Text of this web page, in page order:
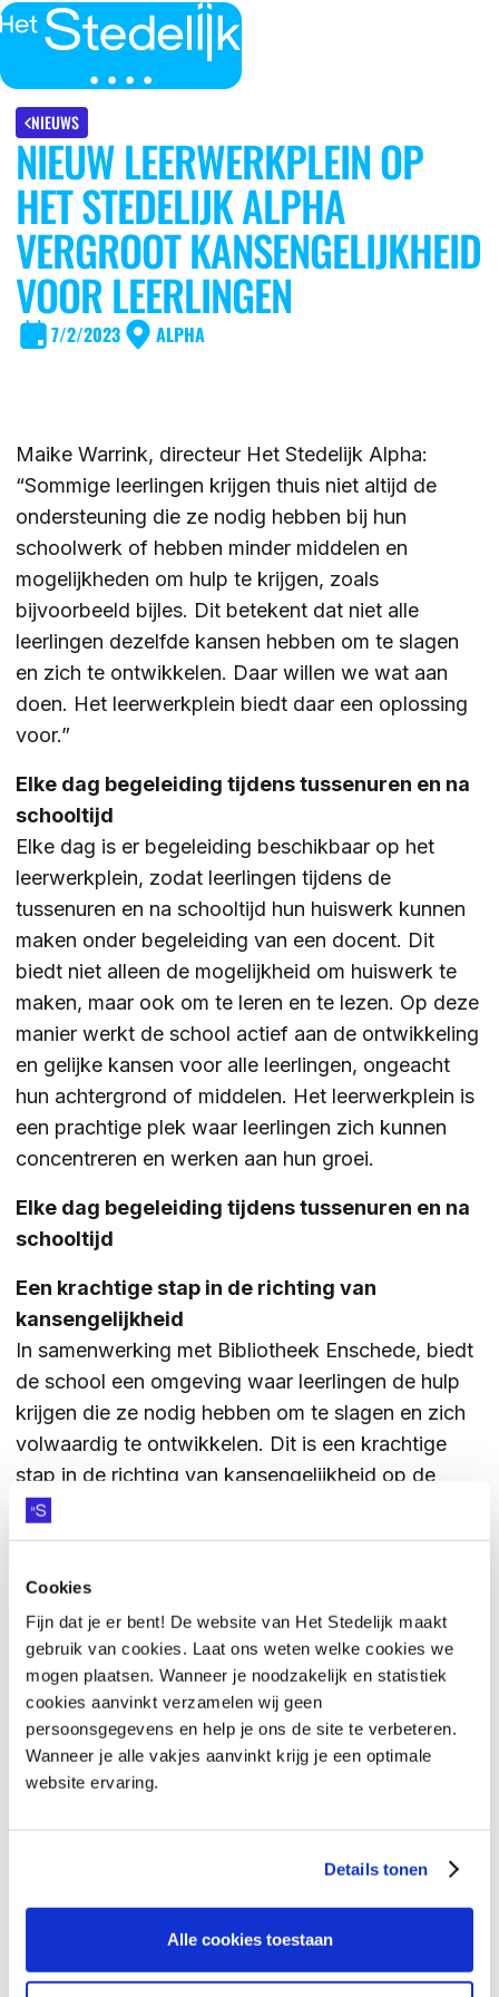
Cookies
Fijn dat je er bent! De website van Het Stedelijk maakt
gebruik van cookies. Laat ons weten welke cookies we
mogen plaatsen. Wanneer je noodzakelijk en statistiek
cookies aanvinkt verzamelen wij geen
persoonsgegevens en help je ons de site te verbeteren.
Wanneer je alle vakjes aanvinkt krijg je een optimale
website ervaring.
Details tonen
Alle cookies toestaan
IK BEN
GROEP 7/8 LEERLING/OUDER
LEERLING/OUDER VAN HET STEDELIJK
LEERKRACHT GROEP 7/8
IK WIL MEER WETEN
OVER
DE LOCATIES
DE ACTIVITEITEN
DE OPEN DAGEN
ACTUEEL
WERKEN BIJ
ZOEKEN
CONTACT
Contact
MENU
SLUITEN
NIEUWS
NIEUW LEERWERKPLEIN OP
HET STEDELIJK ALPHA
VERGROOT KANSENGELIJKHEID
VOOR LEERLINGEN
7/2/2023 ALPHA
Maike Warrink, directeur Het Stedelijk Alpha:
“Sommige leerlingen krijgen thuis niet altijd de
ondersteuning die ze nodig hebben bij hun
schoolwerk of hebben minder middelen en
mogelijkheden om hulp te krijgen, zoals
bijvoorbeeld bijles. Dit betekent dat niet alle
leerlingen dezelfde kansen hebben om te slagen
en zich te ontwikkelen. Daar willen we wat aan
doen. Het leerwerkplein biedt daar een oplossing
voor.”
Elke dag begeleiding tijdens tussenuren en na
schooltijd
Elke dag is er begeleiding beschikbaar op het
leerwerkplein, zodat leerlingen tijdens de
tussenuren en na schooltijd hun huiswerk kunnen
maken onder begeleiding van een docent. Dit
biedt niet alleen de mogelijkheid om huiswerk te
maken, maar ook om te leren en te lezen. Op deze
manier werkt de school actief aan de ontwikkeling
en gelijke kansen voor alle leerlingen, ongeacht
hun achtergrond of middelen. Het leerwerkplein is
een prachtige plek waar leerlingen zich kunnen
concentreren en werken aan hun groei.
Elke dag begeleiding tijdens tussenuren en na
schooltijd
Een krachtige stap in de richting van
kansengelijkheid
In samenwerking met Bibliotheek Enschede, biedt
de school een omgeving waar leerlingen de hulp
krijgen die ze nodig hebben om te slagen en zich
volwaardig te ontwikkelen. Dit is een krachtige
stap in de richting van kansengelijkheid op de
school en de taalontwikkeling van toekomstige
generaties.
Een krachtige stap in de richting van
kansengelijkheid
Nieuwsgierig? Kom gerust langs
Ben je benieuwd naar hoe het leerwerkplein eruit
ziet? Kom gerust langs op donderdag 9 februari
om 13.30 uur. Een hapje en drankje staan voor je
klaar.